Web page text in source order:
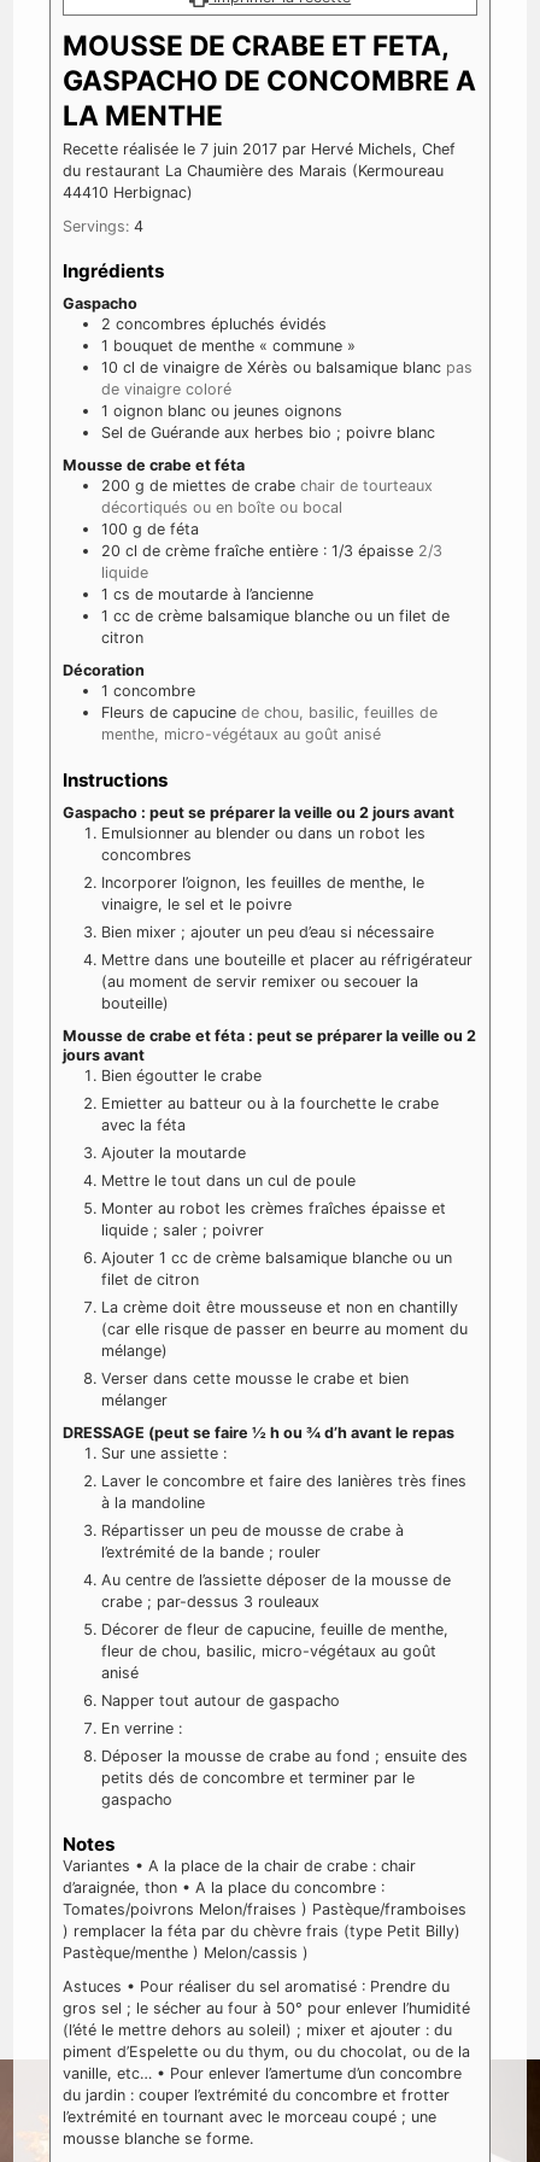
MOUSSE DE CRABE ET FETA,
GASPACHO DE CONCOMBRE A
LA MENTHE
Recette réalisée le 7 juin 2017 par Hervé Michels, Chef
du restaurant La Chaumière des Marais (Kermoureau
44410 Herbignac)
Servings:4
Ingrédients
Gaspacho
2 concombres épluchés évidés
1 bouquet de menthe « commune »
10 cl de vinaigre de Xérès ou balsamique blanc pas
de vinaigre coloré
1 oignon blanc ou jeunes oignons
Sel de Guérande aux herbes bio ; poivre blanc
Mousse de crabe et féta
200 g de miettes de crabe chair de tourteaux
décortiqués ou en boîte ou bocal
100 g de féta
20 cl de crème fraîche entière : 1/3 épaisse 2/3
liquide
1 cs de moutarde à l’ancienne
1 cc de crème balsamique blanche ou un filet de
citron
Décoration
1 concombre
Fleurs de capucine de chou, basilic, feuilles de
menthe, micro-végétaux au goût anisé
Instructions
Gaspacho : peut se préparer la veille ou 2 jours avant
Emulsionner au blender ou dans un robot les
concombres
Incorporer l’oignon, les feuilles de menthe, le
vinaigre, le sel et le poivre
Bien mixer ; ajouter un peu d’eau si nécessaire
Mettre dans une bouteille et placer au réfrigérateur
(au moment de servir remixer ou secouer la
bouteille)
Mousse de crabe et féta : peut se préparer la veille ou 2
jours avant
Bien égoutter le crabe
Emietter au batteur ou à la fourchette le crabe
avec la féta
Ajouter la moutarde
Mettre le tout dans un cul de poule
Monter au robot les crèmes fraîches épaisse et
liquide ; saler ; poivrer
Ajouter 1 cc de crème balsamique blanche ou un
filet de citron
La crème doit être mousseuse et non en chantilly
(car elle risque de passer en beurre au moment du
mélange)
Verser dans cette mousse le crabe et bien
mélanger
DRESSAGE (peut se faire ½ h ou ¾ d’h avant le repas
Sur une assiette :
Laver le concombre et faire des lanières très fines
à la mandoline
Répartisser un peu de mousse de crabe à
l’extrémité de la bande ; rouler
Au centre de l’assiette déposer de la mousse de
crabe ; par-dessus 3 rouleaux
Décorer de fleur de capucine, feuille de menthe,
fleur de chou, basilic, micro-végétaux au goût
anisé
Napper tout autour de gaspacho
En verrine :
Déposer la mousse de crabe au fond ; ensuite des
petits dés de concombre et terminer par le
gaspacho
Notes
Variantes • A la place de la chair de crabe : chair
d’araignée, thon • A la place du concombre :
Tomates/poivrons Melon/fraises ) Pastèque/framboises
) remplacer la féta par du chèvre frais (type Petit Billy)
Pastèque/menthe ) Melon/cassis )
Astuces • Pour réaliser du sel aromatisé : Prendre du
gros sel ; le sécher au four à 50° pour enlever l’humidité
(l’été le mettre dehors au soleil) ; mixer et ajouter : du
piment d’Espelette ou du thym, ou du chocolat, ou de la
vanille, etc… • Pour enlever l’amertume d’un concombre
du jardin : couper l’extrémité du concombre et frotter
l’extrémité en tournant avec le morceau coupé ; une
mousse blanche se forme.